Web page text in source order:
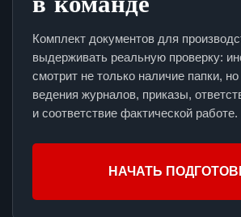
Комплект документов для
выдерживать реальную проверку:
смотрит не только наличие папки, но
ведения журналов, приказы,
и соответствие фактической работе.
НАЧАТЬ